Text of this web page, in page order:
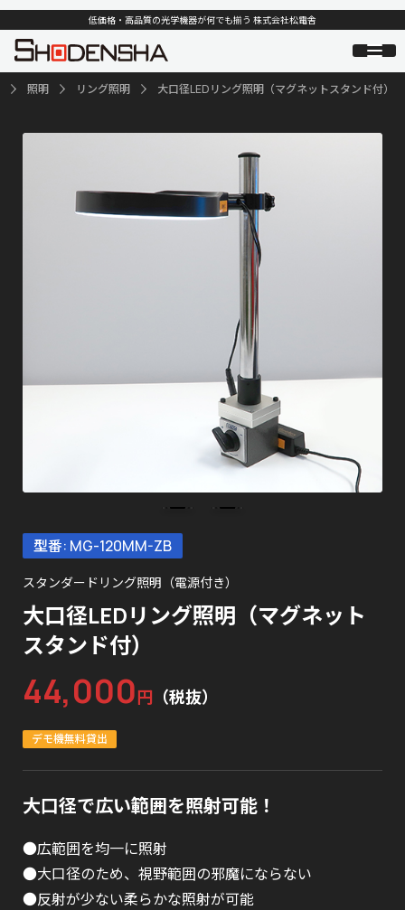
低価格・高品質の光学機器が何でも揃う 株式会社松電舎
照明 リング照明 大口径LEDリング照明（マグネットスタンド付）
型番: MG-120MM-ZB
スタンダードリング照明（電源付き）
大口径LEDリング照明（マグネット
スタンド付）
44,000円 （税抜）
デモ機無料貸出
大口径で広い範囲を照射可能！
●広範囲を均一に照射
●大口径のため、視野範囲の邪魔にならない
●反射が少ない柔らかな照射が可能